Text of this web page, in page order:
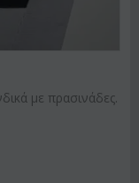
με πρασινάδες.